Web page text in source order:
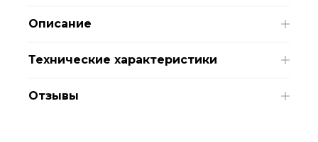
Описание
Технические характеристики
Отзывы